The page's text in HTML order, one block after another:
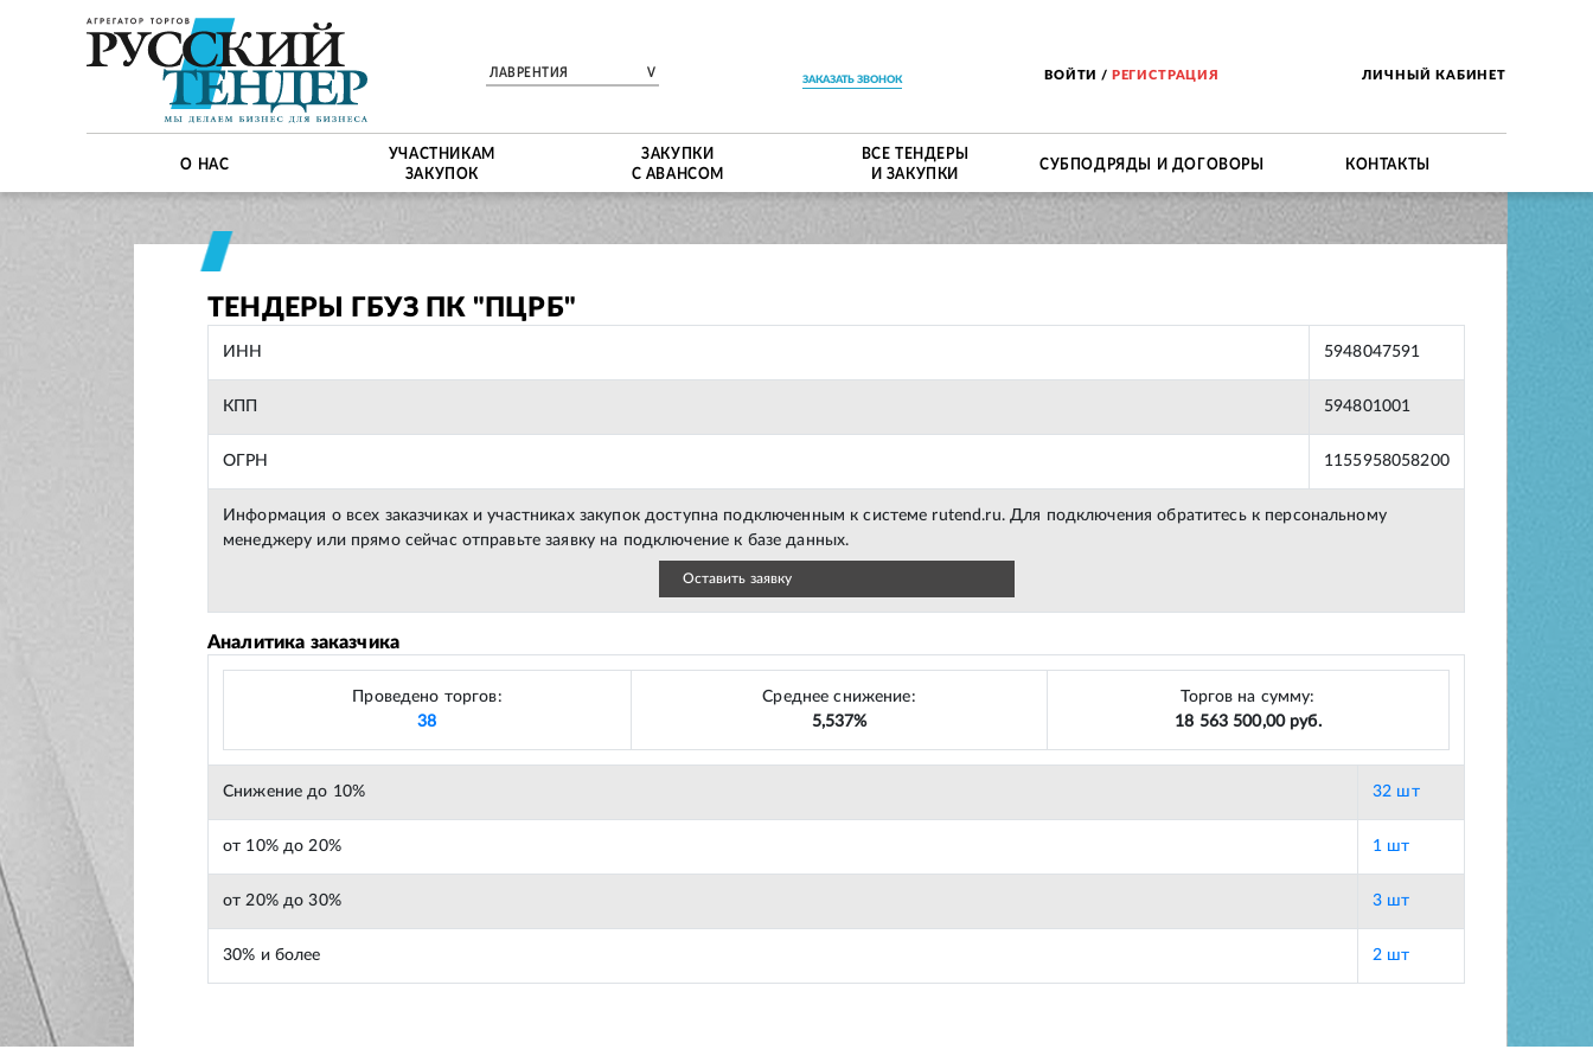
ЛАВРЕНТИЯ V ЗАКАЗАТЬ ЗВОНОК ВОЙТИ / РЕГИСТРАЦИЯ ЛИЧНЫЙ КАБИНЕТ
О НАС
УЧАСТНИКАМ
ЗАКУПОК
ЗАКУПКИ
С АВАНСОМ
ВСЕ ТЕНДЕРЫ
И ЗАКУПКИ
СУБПОДРЯДЫ И ДОГОВОРЫ КОНТАКТЫ
ТЕНДЕРЫ ГБУЗ ПК "ПЦРБ"
ИНН 5948047591
КПП 594801001
ОГРН 1155958058200
Информация о всех заказчиках и участниках закупок доступна подключенным к системе rutend.ru. Для подключения обратитесь к персональному
менеджеру или прямо сейчас отправьте заявку на подключение к базе данных.
Оставить заявку
Аналитика заказчика
Проведено торгов:
38
Среднее снижение:
5,537%
Торгов на сумму:
18 563 500,00 руб.
Снижение до 10% 32 шт
от 10% до 20% 1 шт
от 20% до 30% 3 шт
30% и более 2 шт